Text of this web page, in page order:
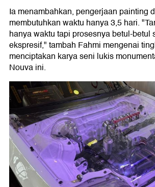
Ia menambahkan, pengerjaan painting
membutuhkan waktu hanya 3,5 hari.
hanya waktu tapi prosesnya betul-betul
ekspresif," tambah Fahmi mengenai
menciptakan karya seni lukis
Nouva ini.